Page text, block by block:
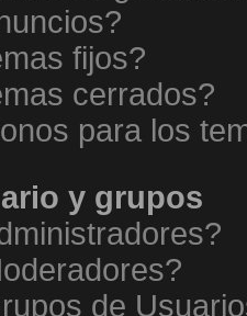
fijos?
cerrados?
para los
y grupos
de